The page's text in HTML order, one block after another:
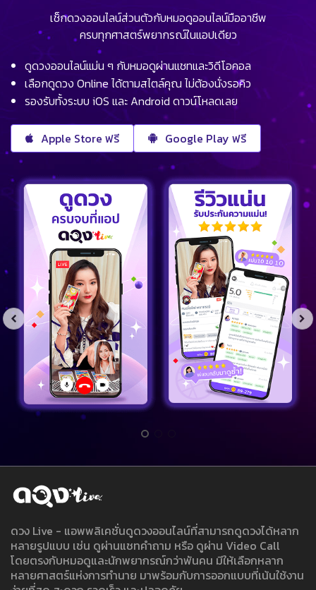
เช็กดวงออนไลน์ส่วนตัวกับหมอดูออนไลน์มืออาชีพ
ครบทุกศาสตร์พยากรณ์ในแอปเดียว
ดูดวงออนไลน์แม่น ๆ กับหมอดูผ่านแชทและวิดีโอคอล
เลือกดูดวง Online ได้ตามสไตล์คุณ ไม่ต้องนั่งรอคิว
รองรับทั้งระบบ iOS และ Android ดาวน์โหลดเลย
Apple Store ฟรี Google Play ฟรี
ดวง Live - แอพพลิเคชั่นดูดวงออนไลน์ที่สามารถดูดวงได้หลาก
หลายรูปแบบ เช่น ดูผ่านแชทคำถาม หรือ ดูผ่าน Video Call
โดยตรงกับหมอดูและนักพยากรณ์กว่าพันคน มีให้เลือกหลาก
หลายศาสตร์แห่งการทำนาย มาพร้อมกับการออกแบบที่เน้นใช้งาน